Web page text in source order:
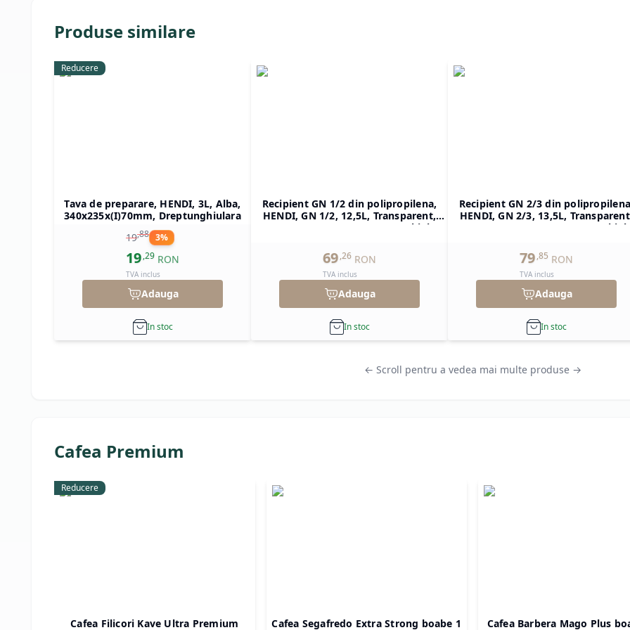
Produse similare
Reducere
Tava de preparare, HENDI, 3L, Alba,
340x235x(I)70mm, Dreptunghiulara
19,88 3%
19,29 RON
TVA inclus
Adauga
In stoc
Recipient GN 1/2 din polipropilena,
HENDI, GN 1/2, 12,5L, Transparent,
325x265x(H)200mm, Dreptunghiular
69,26 RON
TVA inclus
Adauga
In stoc
Recipient GN 2/3 din
HENDI, GN 2/3, 13,5L,
354x325x(H)150mm, Dreptunghiular
79,85 RON
TVA inclus
Adauga
In stoc
← Scroll pentru a vedea mai multe produse →
Cafea Premium
Reducere
Cafea Filicori Kave Ultra Premium
Cafea Segafredo Extra Strong boabe 1
Cafea Barbera Mago Plus